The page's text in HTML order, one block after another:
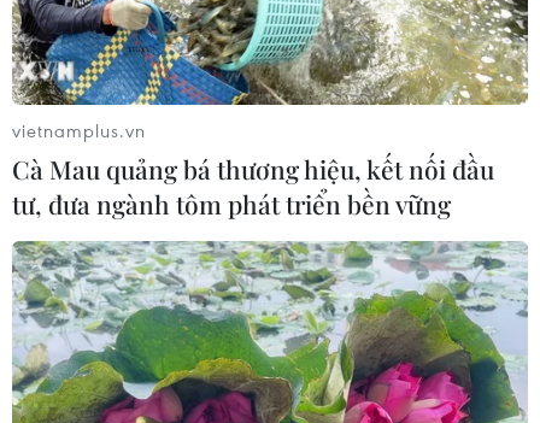
vietnamplus.vn
Cà Mau quảng bá thương hiệu, kết nối đầu
tư, đưa ngành tôm phát triển bền vững